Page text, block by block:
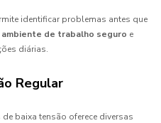
identificar problemas antes que
ambiente de trabalho seguro e
diárias.
Regular
baixa tensão oferece diversas